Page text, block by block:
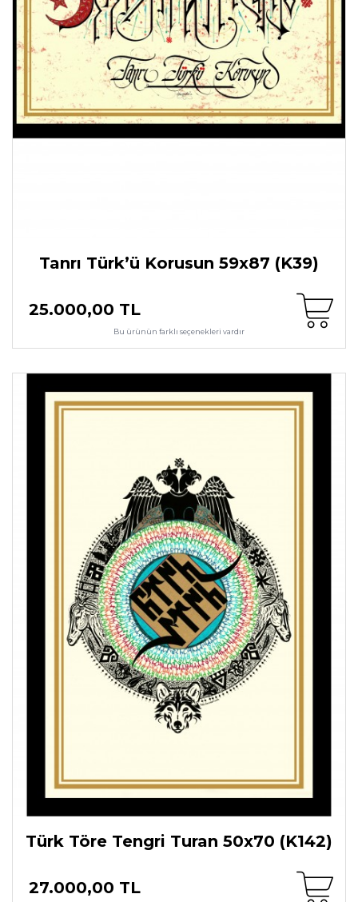
Tanrı Türk’ü Korusun 59x87 (K39)
25.000,00 TL
Bu ürünün farklı seçenekleri vardır
Türk Töre Tengri Turan 50x70 (K142)
27.000,00 TL